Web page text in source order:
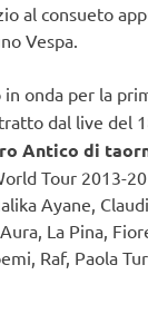
al consueto
Vespa.
onda per la
dal live del
Antico di
Tour 2013-
Ayane,
La Pina,
Raf, Paola